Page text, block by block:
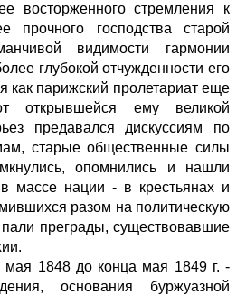
восторженного стремления к
прочного господства старой
видимости гармонии
глубокой отчужденности его
как парижский пролетариат еще
открывшейся ему великой
предавался дискуссиям по
старые общественные силы
опомнились и нашли
массе нации - в крестьянах и
разом на политическую
пали преграды, существовавшие
мая 1848 до конца мая 1849 г. -
основания буржуазной